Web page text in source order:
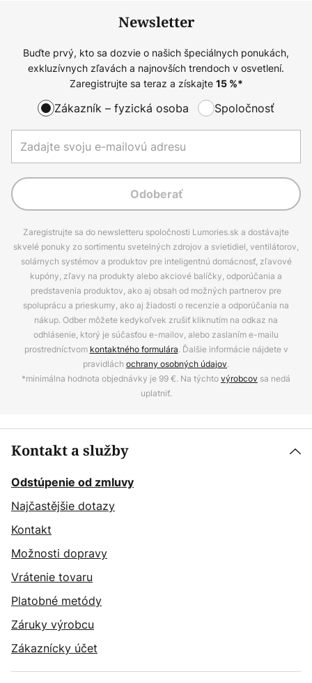
Newsletter
Buďte prvý, kto sa dozvie o našich špeciálnych ponukách,
exkluzívnych zľavách a najnovších trendoch v osvetlení.
Zaregistrujte sa teraz a získajte 15%*
Zákazník – fyzická osoba Spoločnosť
Odoberať
Zaregistrujte sa do newsletteru spoločnosti Lumories.sk a dostávajte
skvelé ponuky zo sortimentu svetelných zdrojov a svietidiel, ventilátorov,
solárnych systémov a produktov pre inteligentnú domácnosť, zľavové
kupóny, zľavy na produkty alebo akciové balíčky, odporúčania a
predstavenia produktov, ako aj obsah od možných partnerov pre
spoluprácu a prieskumy, ako aj žiadosti o recenzie a odporúčania na
nákup. Odber môžete kedykoľvek zrušiť kliknutím na odkaz na
odhlásenie, ktorý je súčasťou e-mailov, alebo zaslaním e-mailu
prostredníctvom kontaktného formulára. Ďalšie informácie nájdete v
pravidlách ochrany osobných údajov.
*minimálna hodnota objednávky je 99 €. Na týchtovýrobcov sa nedá
uplatniť.
Kontakt a služby
Odstúpenie od zmluvy
Najčastějšie dotazy
Kontakt
Možnosti dopravy
Vrátenie tovaru
Platobné metódy
Záruky výrobcu
Zákaznícky účet